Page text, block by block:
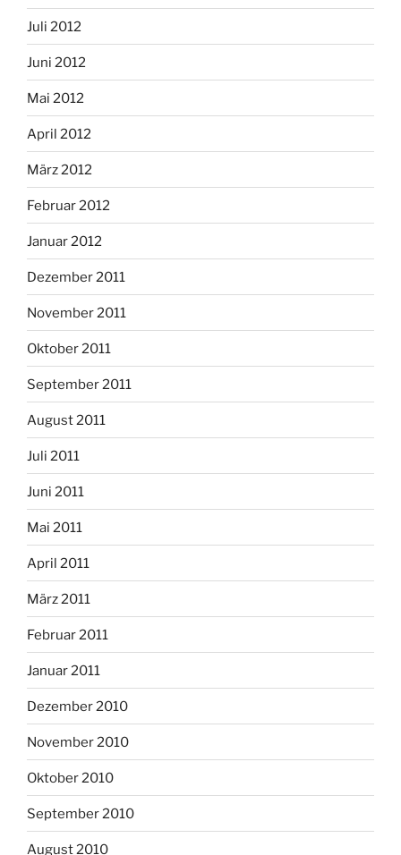
Juli 2012
Juni 2012
Mai 2012
April 2012
März 2012
Februar 2012
Januar 2012
Dezember 2011
November 2011
Oktober 2011
September 2011
August 2011
Juli 2011
Juni 2011
Mai 2011
April 2011
März 2011
Februar 2011
Januar 2011
Dezember 2010
November 2010
Oktober 2010
September 2010
August 2010